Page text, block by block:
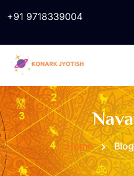
+91 9718339004
Home Blog